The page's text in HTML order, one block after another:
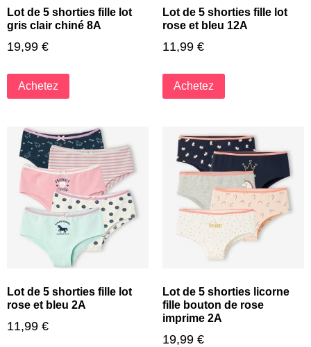
Lot de 5 shorties fille lot
gris clair chiné 8A
19,99 €
Achetez
Lot de 5 shorties fille lot
rose et bleu 12A
11,99 €
Achetez
Lot de 5 shorties fille lot
rose et bleu 2A
11,99 €
Lot de 5 shorties licorne
fille bouton de rose
imprime 2A
19,99 €